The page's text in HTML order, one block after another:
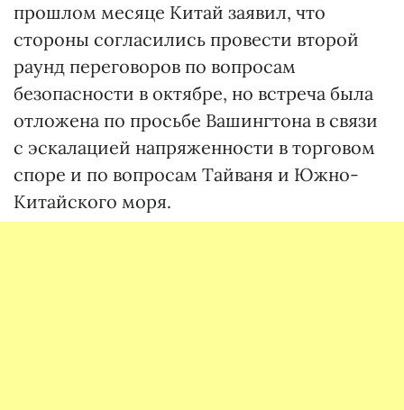
прошлом месяце Китай заявил, что
стороны согласились провести второй
раунд переговоров по вопросам
безопасности в октябре, но встреча была
отложена по просьбе Вашингтона в связи
с эскалацией напряженности в торговом
споре и по вопросам Тайваня и Южно-
Китайского моря.